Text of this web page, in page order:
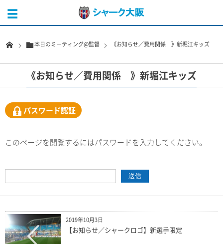
本日のミーティング@監督 《お知らせ／費用関係 》新堀江キッズ
《お知らせ／費用関係 》新堀江キッズ
パスワード認証
このページを閲覧するにはパスワードを入力してください。
2019年10月3日
【お知らせ／シャークロゴ】新選手限定